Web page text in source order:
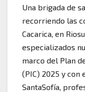
Una brigada de
recorriendo las
Cacarica, en
especializados
marco del Plan
(PIC) 2025 y con
SantaSofía,